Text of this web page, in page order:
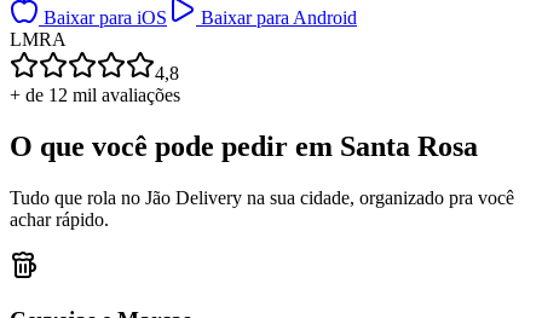
Baixar para iOS
Baixar para Android
LMRA
4,8
+ de 12 mil avaliações
O que você pode pedir em Santa Rosa
Tudo que rola no Jão Delivery na sua cidade, organizado pra você
achar rápido.